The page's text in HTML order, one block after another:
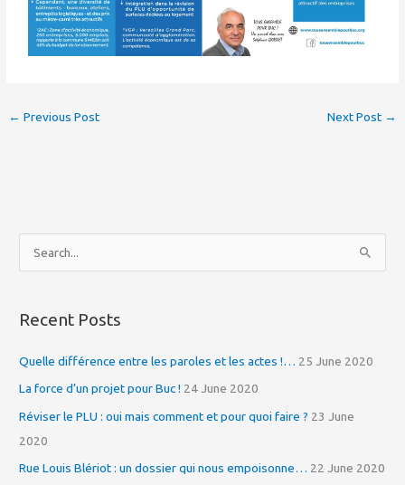
← Previous Post Next Post →
r
c
:
Recent Posts
Quelle différence entre les paroles et les actes !… 25 June 2020
La force d’un projet pour Buc ! 24 June 2020
Réviser le PLU : oui mais comment et pour quoi faire ? 23 June
2020
Rue Louis Blériot : un dossier qui nous empoisonne… 22 June 2020